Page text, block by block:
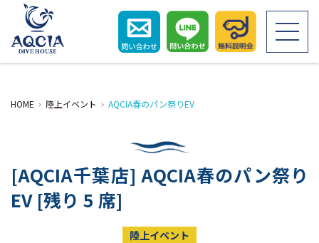
ライセンス取得
ダイビングツアー
HOME 陸上イベント AQCIA春のパン祭りEV
[AQCIA千葉店] AQCIA春のパン祭り
EV [残り 5 席]
陸上イベント